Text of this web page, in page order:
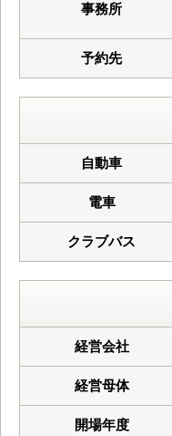
事務所
予約先
自動車
電車
クラブバス
経営会社
経営母体
開場年度